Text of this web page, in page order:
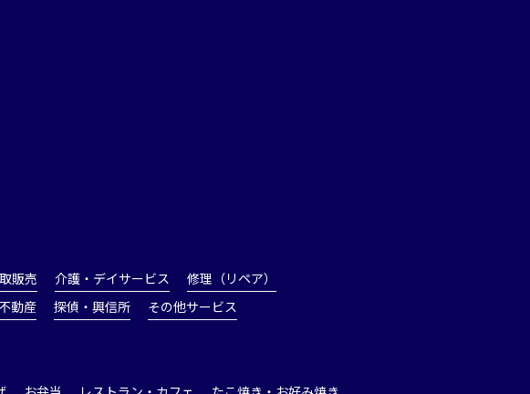
販売 介護・デイサービス
修理（リペア）
動産 探偵・興信所 その他サービス